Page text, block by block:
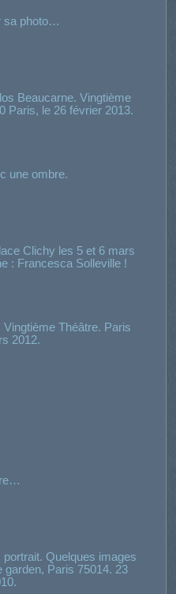
sa photo…
Beaucarne. Vingtième
Paris, le 26 février 2013.
une ombre.
Clichy les 5 et 6 mars
: Francesca Solleville !
Vingtième Théâtre. Paris
2012.
portrait. Quelques images
garden, Paris 75014. 23